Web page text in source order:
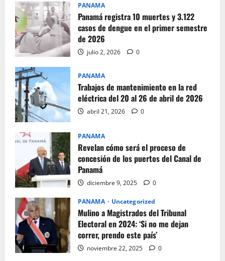
PANAMA
Panamá registra 10 muertes y 3.122
casos de dengue en el primer semestre
de 2026
julio 2, 2026 0
PANAMA
Trabajos de mantenimiento en la red
eléctrica del 20 al 26 de abril de 2026
abril 21, 2026 0
PANAMA
Revelan cómo será el proceso de
concesión de los puertos del Canal de
Panamá
diciembre 9, 2025 0
PANAMA Uncategorized
Mulino a Magistrados del Tribunal
Electoral en 2024: ‘Si no me dejan
correr, prendo este país’
noviembre 22, 2025 0